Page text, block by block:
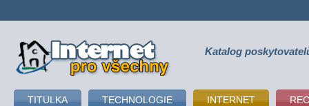
připojení k internetu Katalog
TITULKA TECHNOLOGIE INTERNET